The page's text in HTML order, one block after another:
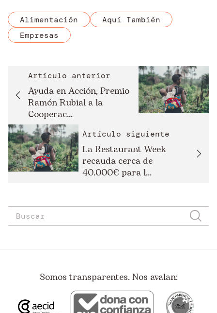
Alimentación
Aquí También
Empresas
Artículo anterior
Ayuda en Acción, Premio
Ramón Rubial a la
Cooperac...
Artículo siguiente
La Restaurant Week
recauda cerca de
40.000€ para l...
Somos transparentes. Nos avalan: